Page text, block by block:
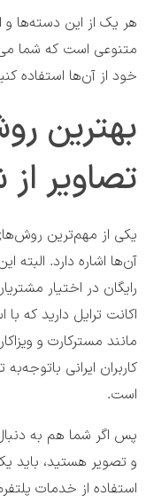
هر یک از این دسته‌ها و
متنوعی است که شما
خود از آن‌ها استفاده
بهترین
تصاویر
یکی از مهم‌ترین
آن‌ها اشاره دارد.
رایگان در اختیار
اکانت ترایل دارید که با
مانند مسترکارت و
کاربران ایرانی
است.
پس اگر شما هم به
و تصویر هستید، باید
استفاده از خدمات